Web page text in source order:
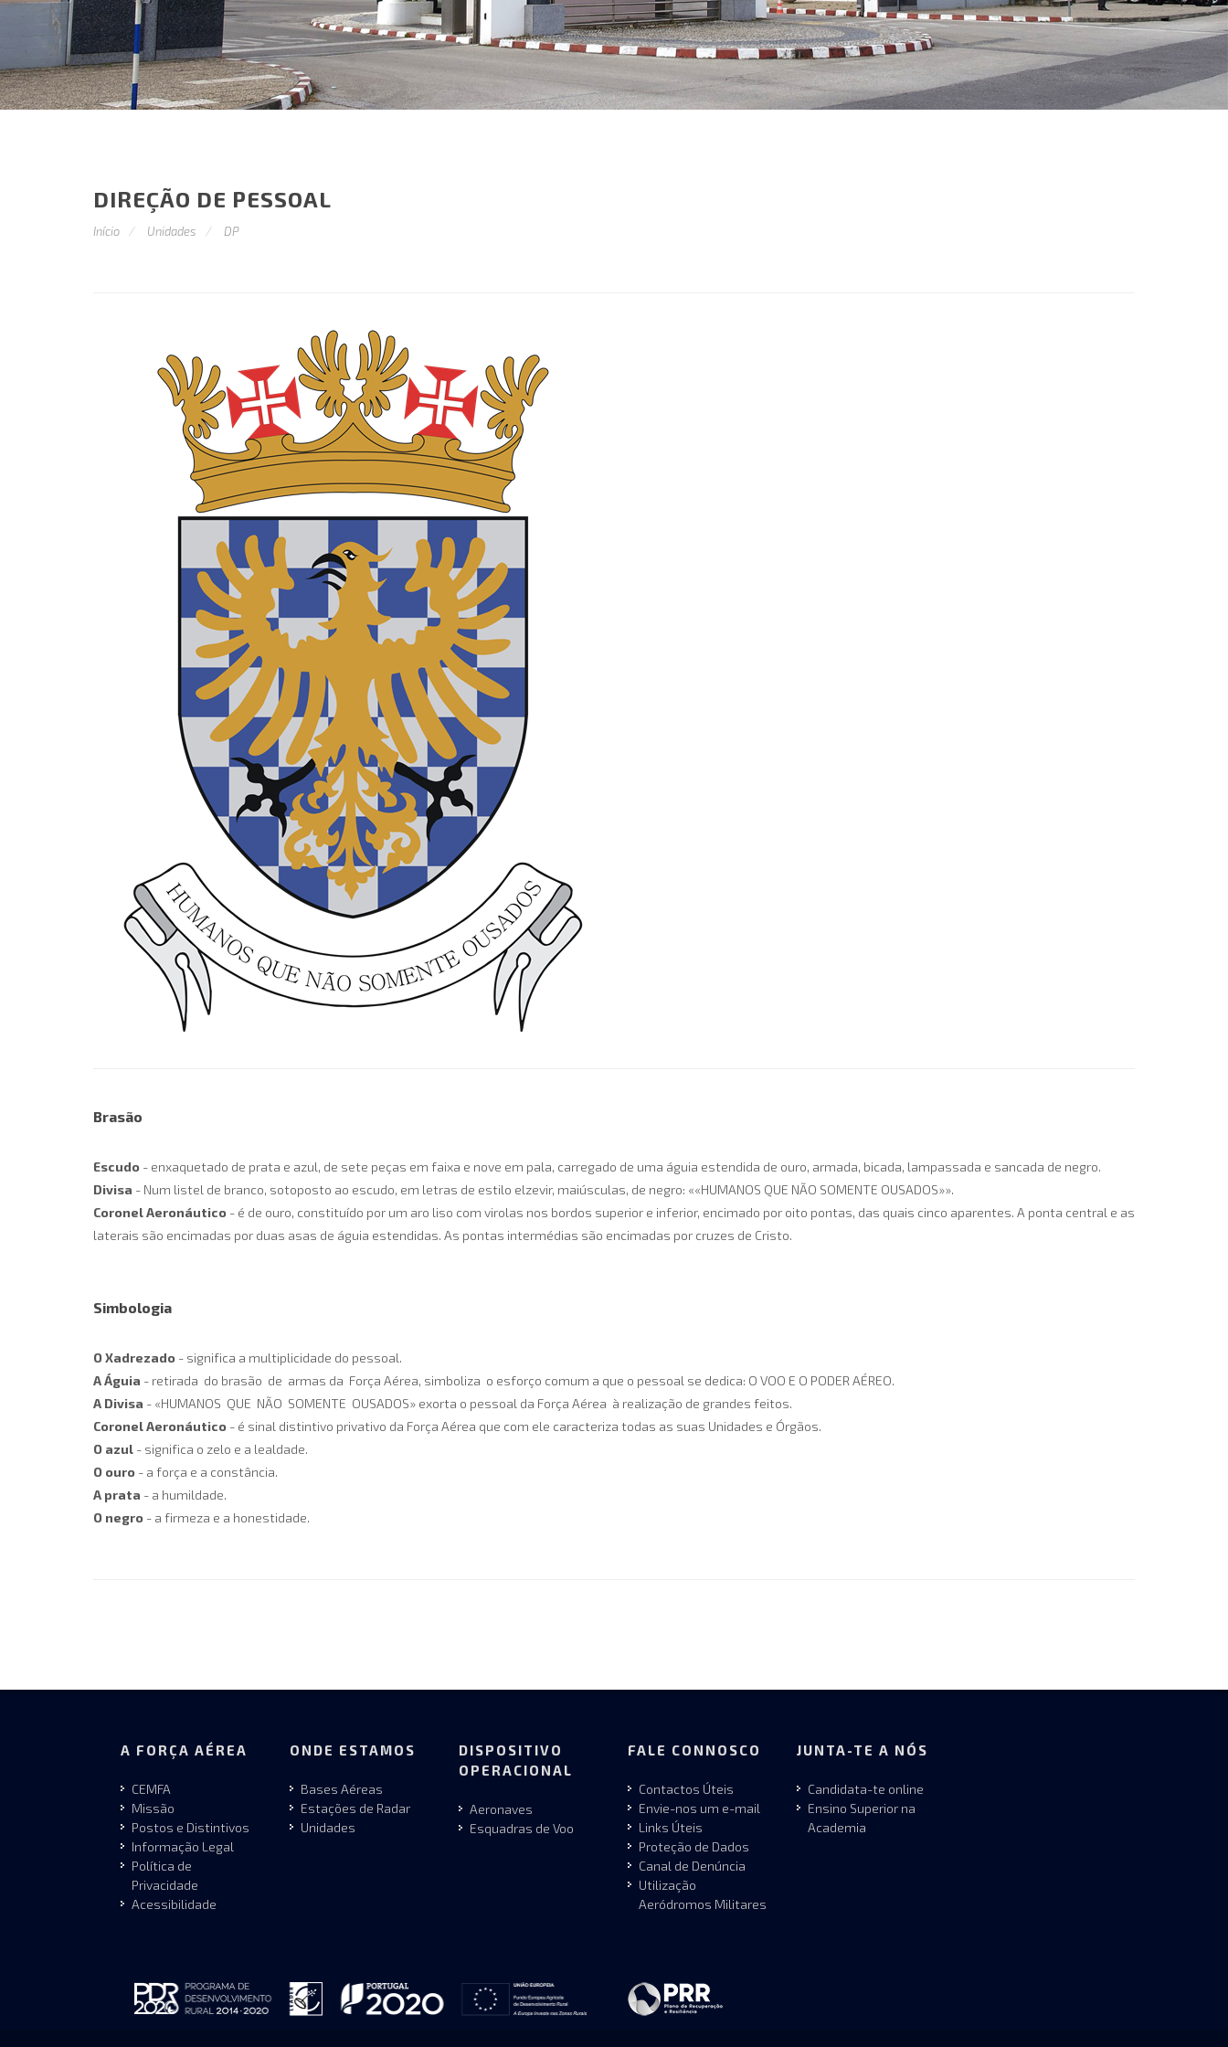
DIREÇÃO DE PESSOAL
Início Unidades DP
Brasão
Escudo - enxaquetado de prata e azul, de sete peças em faixa e nove em pala, carregado de uma águia estendida de ouro, armada, bicada, lampassada e sancada de negro.
Divisa - Num listel de branco, sotoposto ao escudo, em letras de estilo elzevir, maiúsculas, de negro: ««HUMANOS QUE NÃO SOMENTE OUSADOS»».
Coronel Aeronáutico - é de ouro, constituído por um aro liso com virolas nos bordos superior e inferior, encimado por oito pontas, das quais cinco aparentes. A ponta central e as
laterais são encimadas por duas asas de águia estendidas. As pontas intermédias são encimadas por cruzes de Cristo.
Simbologia
O Xadrezado - significa a multiplicidade do pessoal.
A Águia - retirada do brasão de armas da Força Aérea, simboliza o esforço comum a que o pessoal se dedica: O VOO E O PODER AÉREO.
A Divisa - «HUMANOS QUE NÃO SOMENTE OUSADOS» exorta o pessoal da Força Aérea à realização de grandes feitos.
Coronel Aeronáutico - é sinal distintivo privativo da Força Aérea que com ele caracteriza todas as suas Unidades e Órgãos.
O azul - significa o zelo e a lealdade.
O ouro - a força e a constância.
A prata - a humildade.
O negro - a firmeza e a honestidade.
A FORÇA AÉREA
CEMFA
Missão
Postos e Distintivos
Informação Legal
Política de
Privacidade
Acessibilidade
ONDE ESTAMOS
Bases Aéreas
Estações de Radar
Unidades
DISPOSITIVO
OPERACIONAL
Aeronaves
Esquadras de Voo
FALE CONNOSCO
Contactos Úteis
Envie-nos um e-mail
Links Úteis
Proteção de Dados
Canal de Denúncia
Utilização
Aeródromos Militares
JUNTA-TE A NÓS
Candidata-te online
Ensino Superior na
Academia